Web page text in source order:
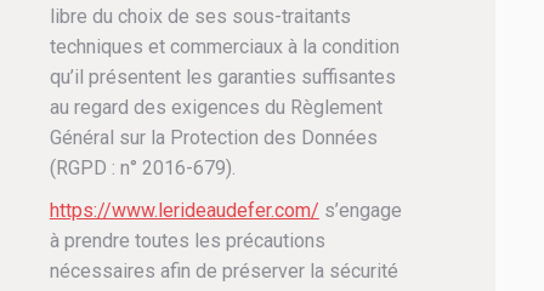
libre du choix de ses sous-traitants
techniques et commerciaux à la condition
qu’il présentent les garanties suffisantes
au regard des exigences du Règlement
Général sur la Protection des Données
(RGPD : n° 2016-679).
https://www.lerideaudefer.com/ s’engage
à prendre toutes les précautions
nécessaires afin de préserver la sécurité